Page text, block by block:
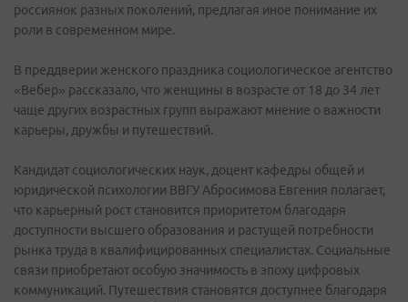
россиянок разных поколений, предлагая иное понимание их
роли в современном мире.
В преддверии женского праздника социологическое агентство
«Вебер» рассказало, что женщины в возрасте от 18 до 34 лет
чаще других возрастных групп выражают мнение о важности
карьеры, дружбы и путешествий.
Кандидат социологических наук, доцент кафедры общей и
юридической психологии ВВГУ Абросимова Евгения полагает,
что карьерный рост становится приоритетом благодаря
доступности высшего образования и растущей потребности
рынка труда в квалифицированных специалистах. Социальные
связи приобретают особую значимость в эпоху цифровых
коммуникаций. Путешествия становятся доступнее благодаря